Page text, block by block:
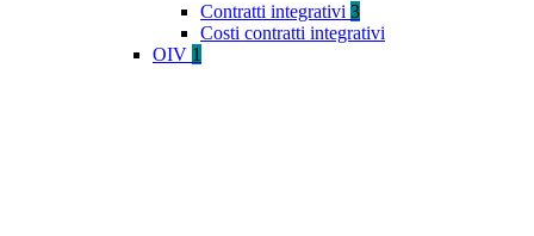
Contratti integrativi 3
Costi contratti integrativi
OIV 1